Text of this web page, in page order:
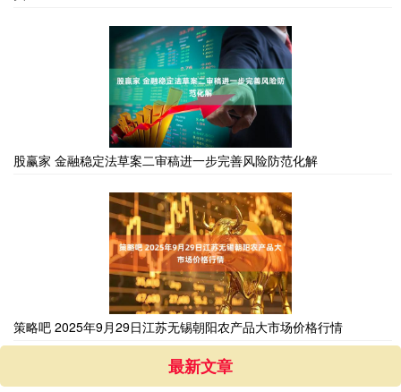
股赢家 金融稳定法草案二审稿进一步完善风险防范化解
策略吧 2025年9月29日江苏无锡朝阳农产品大市场价格行情
最新文章